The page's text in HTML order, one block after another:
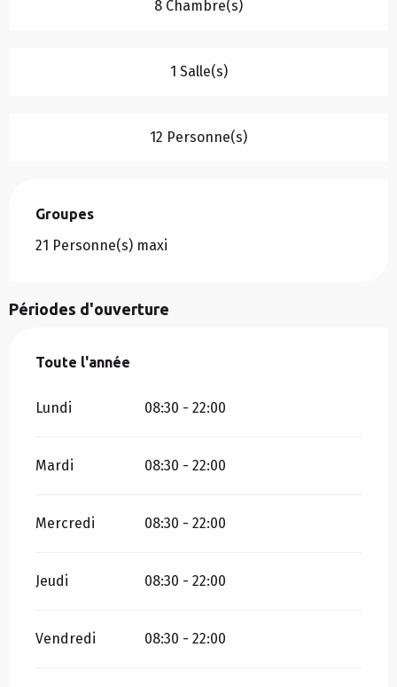
8 Chambre(s)
1 Salle(s)
12 Personne(s)
Groupes
Groupes
21 Personne(s) maxi
Périodes d'ouverture
Toute l'année
Toute l'année
Lundi 08:30 - 22:00
Mardi 08:30 - 22:00
Mercredi 08:30 - 22:00
Jeudi 08:30 - 22:00
Vendredi 08:30 - 22:00